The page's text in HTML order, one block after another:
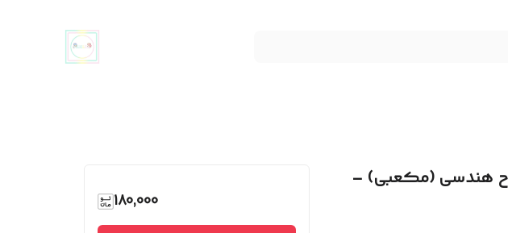
هندسی (مکعبی) –
180,000